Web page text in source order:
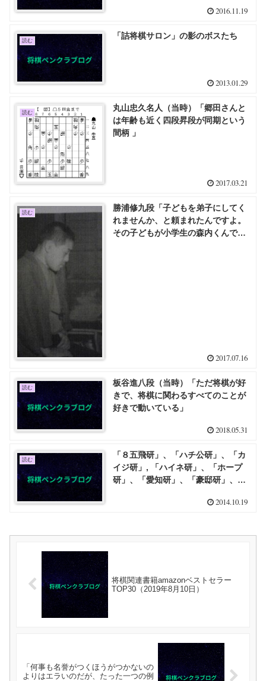
2016.11.19
読む 「詰将棋サロン」の影のボスたち
2013.01.29
読む
丸山忠久名人（当時）「郷田さんと
は年齢も近く四段昇段が同期という
間柄 」
2017.03.21
読む
勝浦修九段「子どもを弟子にしてく
れませんか、と頼まれたんですよ。
その子どもが小学生の森内くんでし
2017.07.16
読む
板谷進八段（当時）「ただ将棋が好
きで、将棋に関わるすべてのことが
好きで動いている」
2018.05.31
読む
「８五飛研」、「ハチ公研」、「カ
イジ研」, 「ハイネ研」、「ホープ
研」、「愛知研」、「豪邸研」、
2014.10.19
将棋関連書籍amazonベストセラー
TOP30（2019年8月10日）
「何事も名誉がつくほうがつかないの
よりはエラいのだが、たった一つの例